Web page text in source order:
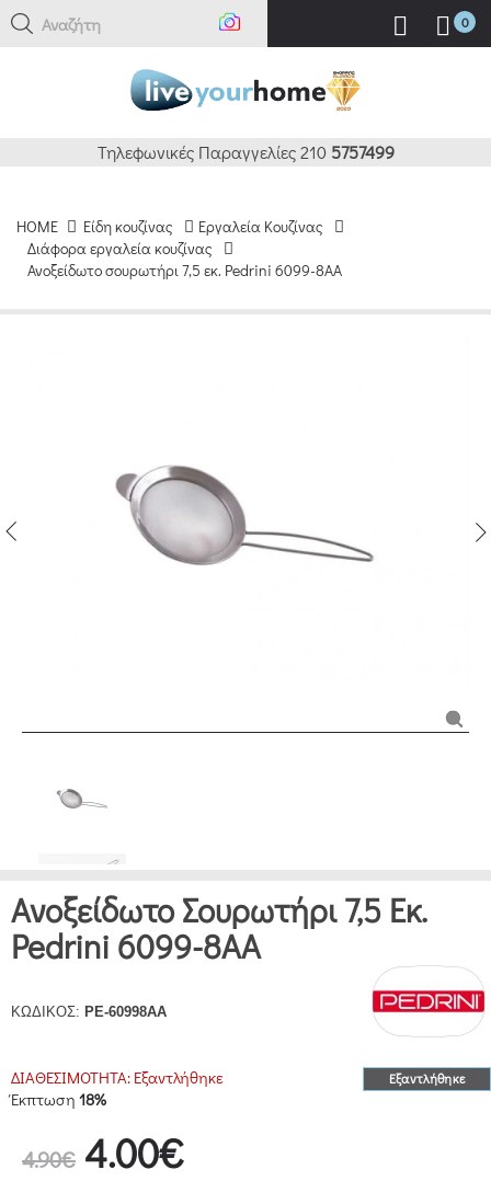
Αναζήτηση 0
Τηλεφωνικές Παραγγελίες 210 5757499
HOME Είδη κουζίνας
Εργαλεία Κουζίνας
Διάφορα εργαλεία κουζίνας
Ανοξείδωτο σουρωτήρι 7,5 εκ. Pedrini 6099-8AA
Ανοξείδωτο Σουρωτήρι 7,5 Εκ.
Pedrini 6099-8AA
ΚΩΔΙΚΟΣ: PE-60998AA
Εξαντλήθηκε
ΔΙΑΘΕΣΙΜΟΤΗΤΑ: Εξαντλήθηκε
Έκπτωση 18%
4.90€ 4.00€